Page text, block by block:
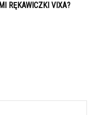
RĘKAWICZKI VIXA?